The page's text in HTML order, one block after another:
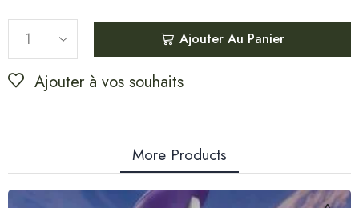
Ajouter Au Panier
Ajouter à vos souhaits
More Products